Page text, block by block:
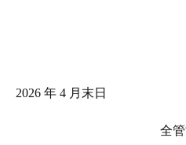
2026 年 4 月末日
全